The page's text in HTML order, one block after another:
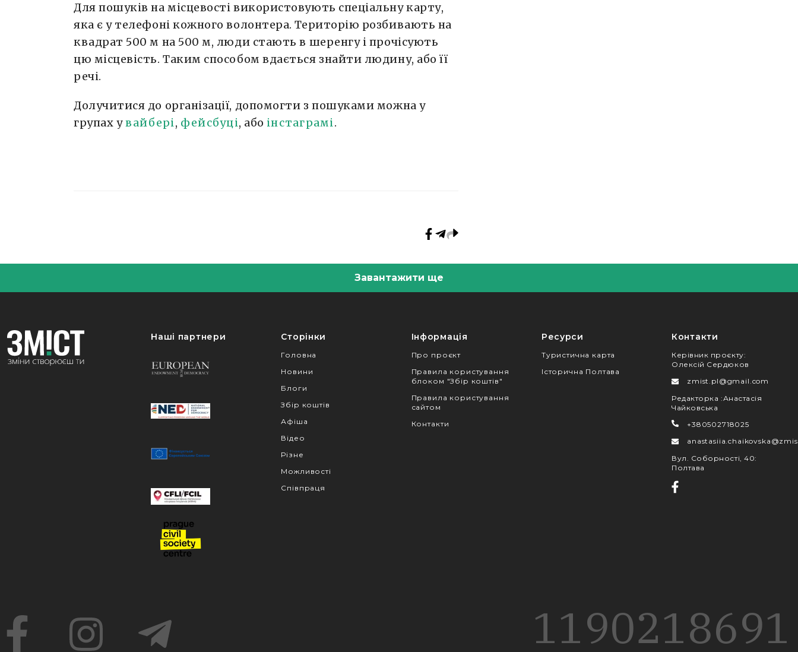
Для пошуків на місцевості використовують спеціальну карту,
яка є у телефоні кожного волонтера. Територію розбивають на
квадрат 500 м на 500 м, люди стають в шеренгу і прочісують
цю місцевість. Таким способом вдається знайти людину, або її
речі.
Долучитися до організації, допомогти з пошуками можна у
групах увайбері, фейсбуці, або інстаграмі.
Завантажити ще
Наші партнери Сторінки
Головна
Новини
Блоги
Збір коштів
Афіша
Відео
Різне
Можливості
Співпраця
Інформація
Про проєкт
Правила користування
блоком "Збір коштів"
Правила користування
сайтом
Контакти
Ресурси
Туристична карта
Історична Полтава
Контакти
Керівник проєкту:
Олексій Сердюков
zmist.pl@gmail.com
Редакторка :Анастасія
Чайковська
+380502718025
Вул. Соборності, 40:
Полтава
1190218691